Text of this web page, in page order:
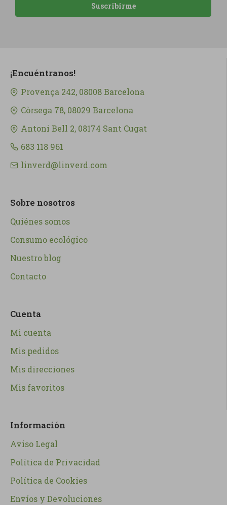
Suscribirme
¡Encuéntranos!
Provença 242, 08008 Barcelona
Còrsega 78, 08029 Barcelona
Antoni Bell 2, 08174 Sant Cugat
683 118 961
linverd@linverd.com
Sobre nosotros
Quiénes somos
Consumo ecológico
Nuestro blog
Contacto
Cuenta
Mi cuenta
Mis pedidos
Mis direcciones
Mis favoritos
Información
Aviso Legal
Política de Privacidad
Política de Cookies
Envíos y Devoluciones